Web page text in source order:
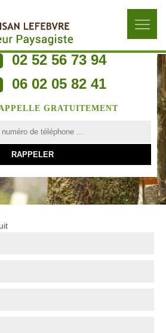
02 52 56 73 94
06 02 05 82 41
GRATUITEMENT